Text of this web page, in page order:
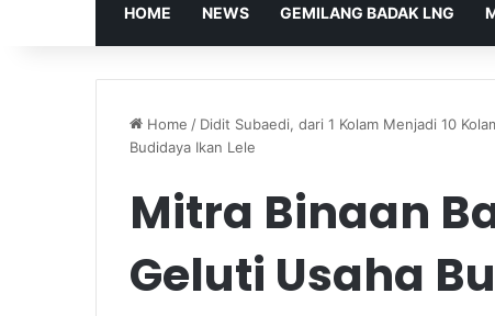
HOME NEWS GEMILANG BADAK LNG
Home / Didit Subaedi, dari 1 Kolam Menjadi 10
Budidaya Ikan Lele
Mitra Binaan
Geluti Usaha